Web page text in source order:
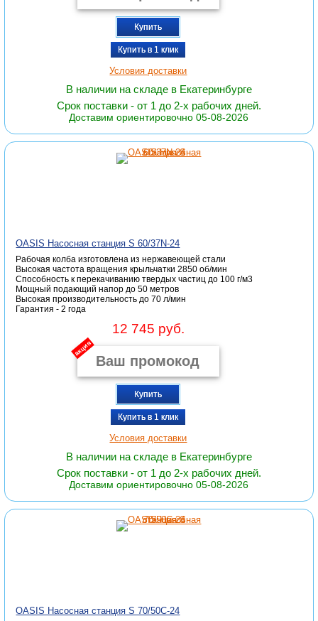
Купить
Купить в 1 клик
Условия доставки
В наличии на складе в Екатеринбурге
Срок поставки - от 1 до 2-х рабочих дней.
Доставим ориентировочно 05-08-2026
OASIS Насосная станция S 60/37N-24
Рабочая колба изготовлена из нержавеющей стали
Высокая частота вращения крыльчатки 2850 об/мин
Способность к перекачиванию твердых частиц до 100 г/м3
Мощный подающий напор до 50 метров
Высокая производительность до 70 л/мин
Гарантия - 2 года
12 745 руб.
акция
Купить
Купить в 1 клик
Условия доставки
В наличии на складе в Екатеринбурге
Срок поставки - от 1 до 2-х рабочих дней.
Доставим ориентировочно 05-08-2026
OASIS Насосная станция S 70/50С-24